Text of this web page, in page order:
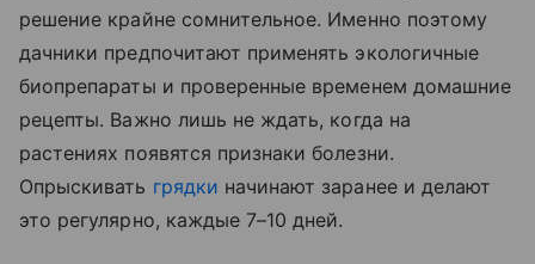
решение крайне сомнительное. Именно поэтому
дачники предпочитают применять экологичные
биопрепараты и проверенные временем домашние
рецепты. Важно лишь не ждать, когда на
растениях появятся признаки болезни.
Опрыскивать грядки начинают заранее и делают
это регулярно, каждые 7–10 дней.